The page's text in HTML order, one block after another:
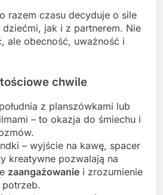
razem czasu decyduje o sile
jak i z partnerem. Nie
ale obecność, uważność i
chwile
z planszówkami lub
– to okazja do śmiechu i
– wyjście na kawę, spacer
kreatywne pozwalają na
zaangażowanie i zrozumienie
potrzeb.